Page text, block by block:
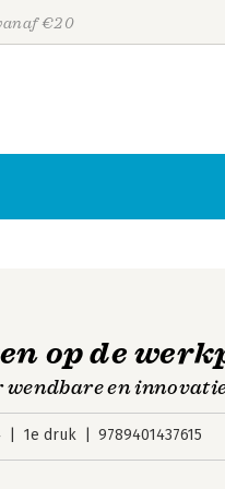
€20
op de
wendbare en
1e druk 9789401437615
Personen